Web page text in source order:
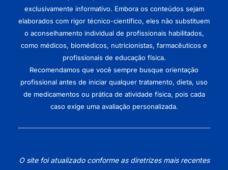
exclusivamente informativo. Embora os conteúdos sejam
elaborados com rigor técnico-científico, eles não substituem
o aconselhamento individual de profissionais habilitados,
como médicos, biomédicos, nutricionistas, farmacêuticos e
profissionais de educação física.
Recomendamos que você sempre busque orientação
profissional antes de iniciar qualquer tratamento, dieta, uso
de medicamentos ou prática de atividade física, pois cada
caso exige uma avaliação personalizada.
O site foi atualizado conforme as diretrizes mais recentes